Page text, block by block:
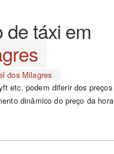
de táxi em
dos Milagres
etc. podem diferir dos preços
dinâmico do preço da hora